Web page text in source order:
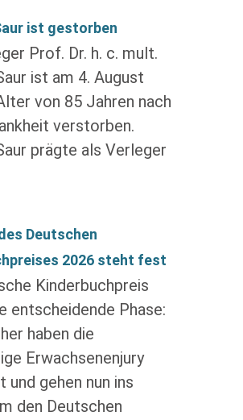
ist gestorben
Prof. Dr. h. c. mult.
ist am 4. August
von 85 Jahren nach
verstorben.
prägte als Verleger
Deutschen
2026 steht fest
Kinderbuchpreis
entscheidende Phase:
haben die
Erwachsenenjury
und gehen nun ins
den Deutschen